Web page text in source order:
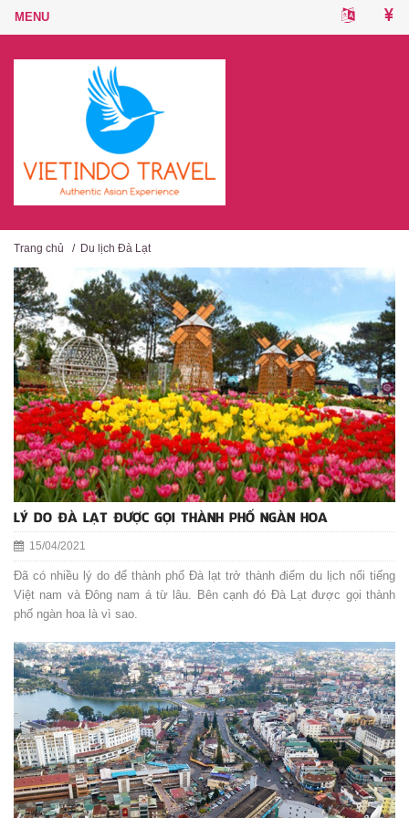
Trang chủ / Du lịch Đà Lạt
LÝ DO ĐÀ LẠT ĐƯỢC GỌI THÀNH PHỐ NGÀN HOA
15/04/2021
Đã có nhiều lý do để thành phố Đà lạt trở thành điểm du lịch nổi tiếng
Việt nam và Đông nam á từ lâu. Bên cạnh đó Đà Lạt được gọi thành
phố ngàn hoa là vì sao.